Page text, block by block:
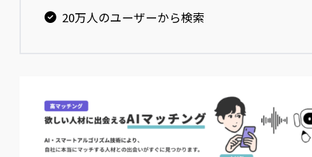
20万人のユーザーから検索